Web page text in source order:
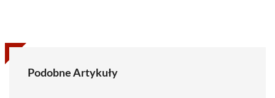
Podobne Artykuły